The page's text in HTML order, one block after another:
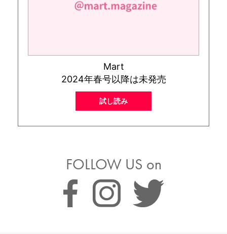
Mart
2024年春号以降は未発売
試し読み
FOLLOW US on